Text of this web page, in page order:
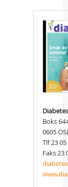
Diabetes
Boks
0605
Tlf 23
Faks 23